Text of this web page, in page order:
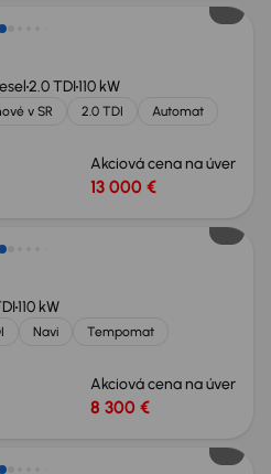
2.0 TDI110 kW
v SR 2.0 TDI
Automat
Akciová cena na úver
13 000 €
110 kW
Navi
Tempomat
Akciová cena na úver
8 300 €